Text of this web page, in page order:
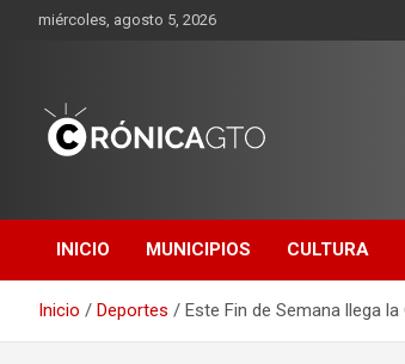
miércoles, agosto 5, 2026
GUANAJUATO
INICIO MUNICIPIOS CULTURA
Inicio Deportes Este Fin de Semana llega